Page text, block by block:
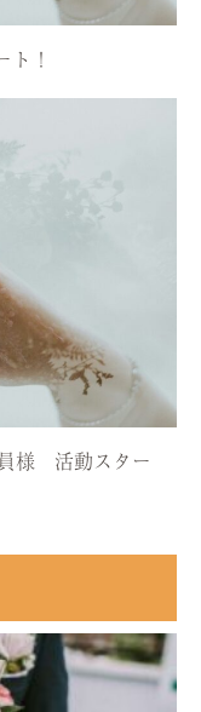
！
様 活動スター